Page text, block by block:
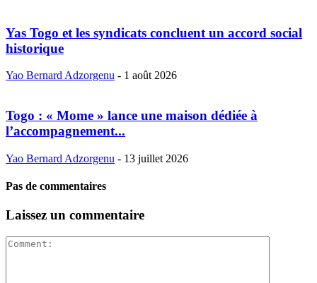
Yas Togo et les syndicats concluent un accord social
historique
Yao Bernard Adzorgenu - 1 août 2026
Togo : « Mome » lance une maison dédiée à
l’accompagnement...
Yao Bernard Adzorgenu - 13 juillet 2026
Pas de commentaires
Laissez un commentaire